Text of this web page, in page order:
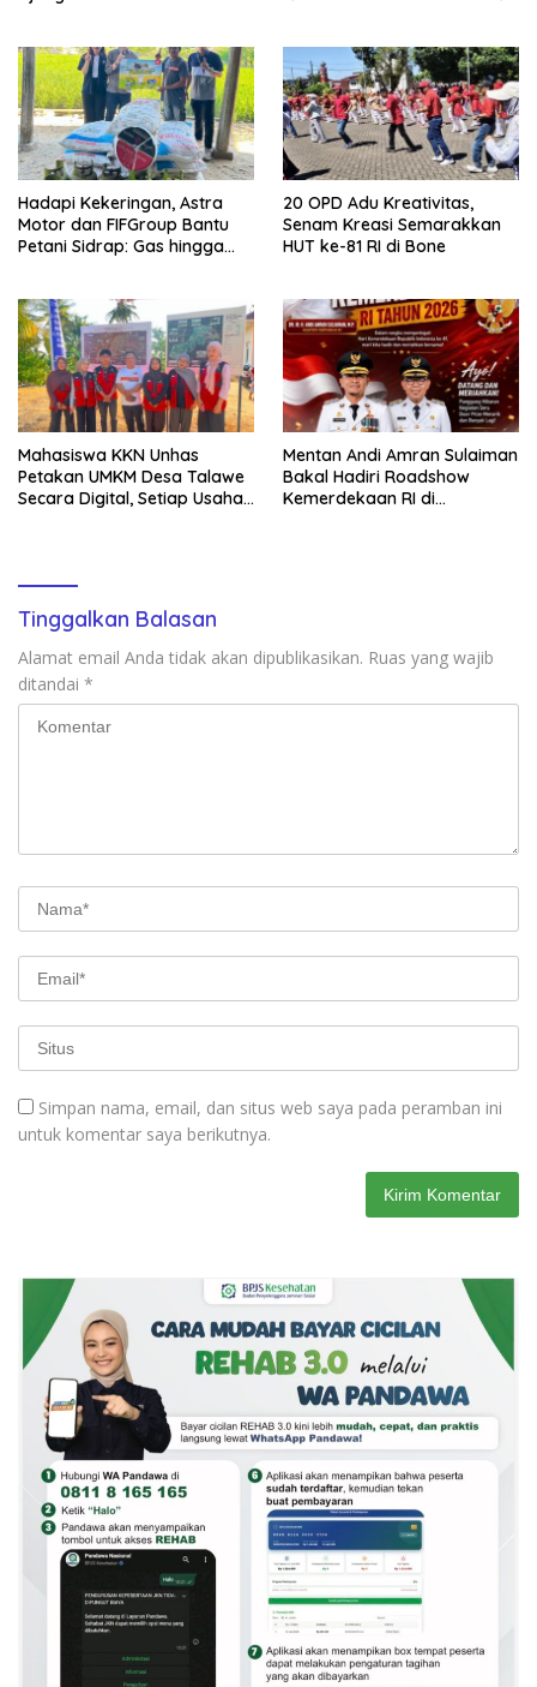
Hadapi Kekeringan, Astra
Motor dan FIFGroup Bantu
Petani Sidrap: Gas hingga
20 OPD Adu Kreativitas,
Senam Kreasi Semarakkan
HUT ke-81 RI di Bone
Mahasiswa KKN Unhas
Petakan UMKM Desa Talawe
Secara Digital, Setiap Usaha
Mentan Andi Amran Sulaiman
Bakal Hadiri Roadshow
Kemerdekaan RI di
Tinggalkan Balasan
Alamat email Anda tidak akan dipublikasikan. Ruas yang wajib
ditandai *
Simpan nama, email, dan situs web saya pada peramban ini
untuk komentar saya berikutnya.